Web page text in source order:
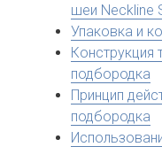
шеи Neckline
Упаковка и
Конструкция
подбородка
Принцип
подбородка